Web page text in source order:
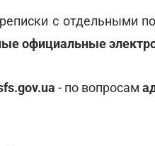
с отдельными
официальные
- по вопросам